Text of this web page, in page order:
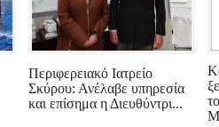
Περιφερειακό Ιατρείο
Σκύρου: Ανέλαβε υπηρεσία
και επίσημα η Διευθύντρι...